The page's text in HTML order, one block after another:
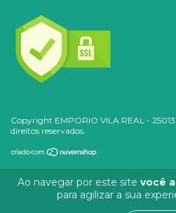
Ao navegar por este site você
para agilizar a sua
Copyright EMPORIO VILA REAL -
direitos reservados.